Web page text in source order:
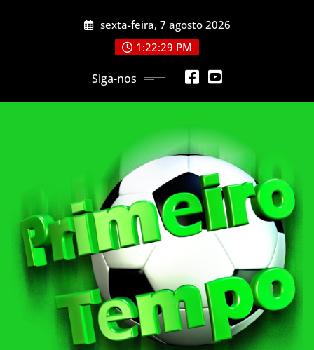
sexta-feira, 7 agosto 2026
1:22:31 PM
Siga-nos